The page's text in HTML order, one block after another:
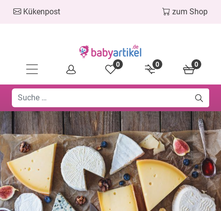
Kükenpost zum Shop
0
0
0